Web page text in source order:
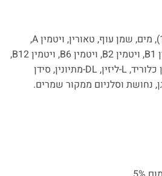
עוף (60%), כבד עוף (10%), מים, שמן עוף, טאורין, ויטמין A,
ויטמין D3, ויטמין E, ויטמין B1, ויטמין B2, ויטמין B6, ויטמין B12,
ביוטין, חומצה פולית, כולין כלוריד, L-ליזין, DL-מתיונין, סידן
נחושת וסלניום ממקור שמרים.